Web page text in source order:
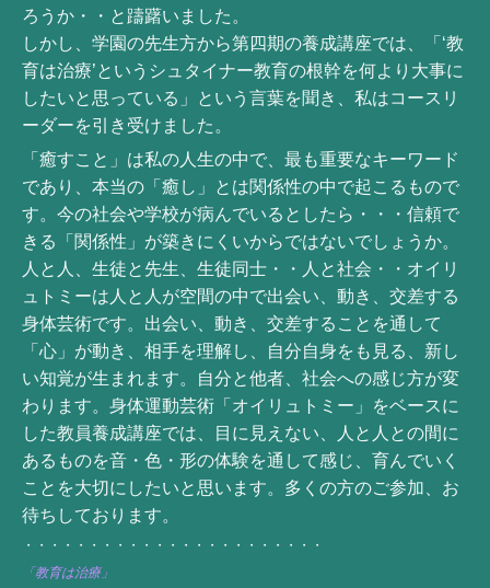
ろうか・・と躊躇いました。
しかし、学園の先生方から第四期の養成講座では、「‘教
育は治療’というシュタイナー教育の根幹を何より大事に
したいと思っている」という言葉を聞き、私はコースリ
ーダーを引き受けました。
「癒すこと」は私の人生の中で、最も重要なキーワード
であり、本当の「癒し」とは関係性の中で起こるもので
す。今の社会や学校が病んでいるとしたら・・・信頼で
きる「関係性」が築きにくいからではないでしょうか。
人と人、生徒と先生、生徒同士・・人と社会・・オイリ
ュトミーは人と人が空間の中で出会い、動き、交差する
身体芸術です。出会い、動き、交差することを通して
「心」が動き、相手を理解し、自分自身をも見る、新し
い知覚が生まれます。自分と他者、社会への感じ方が変
わります。身体運動芸術「オイリュトミー」をベースに
した教員養成講座では、目に見えない、人と人との間に
あるものを音・色・形の体験を通して感じ、育んでいく
ことを大切にしたいと思います。多くの方のご参加、お
待ちしております。
・・・・・・・・・・・・・・・・・・・・・・・
「教育は治療」